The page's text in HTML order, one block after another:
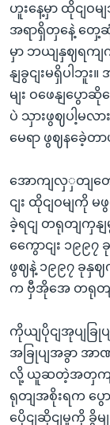
ဟူးနေ့မှာ ထိုငျဝမ
အရာရှိတှနေဲ့ တှေ့ဆုံ
မှာ ဘယျနှဈရကျ
နျခွငျးမရှိပါဘူ
မျး ဝဖေနျပွေ
ပဲ သှားဖွဈပါ့မလ
မေရာ ဖွဈနခေဲ့တာ
အောကျလှှတျတေ
ငျး ထိုငျဝမျကို
ခဲ့ရငျ တရုတျကှန
ကွေောငျး ၁၉
ဖွဈနဲ့ ၁၉၉၇ ခုနှဈ
က ဗှီအိုအေ တရုတျ
ကိုယျပိုငျအုပျခြု
အခြုပျအခွာ အာ
လို့ ယူဆတဲ့အတှကျ ဒီ
ရုတျအစိုးရက ပွေ
ပေိုငျဆိုငျမှုကို ခွိမ